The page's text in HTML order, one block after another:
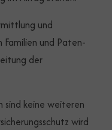
und
und Paten-
der
sind keine weiteren
wird